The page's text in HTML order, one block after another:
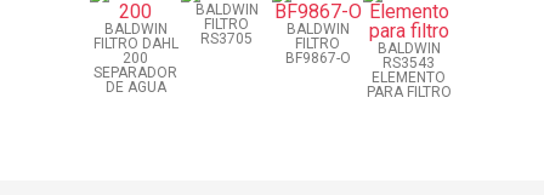
BALDWIN
FILTRO DAHL
200
SEPARADOR
DE AGUA
BALDWIN
FILTRO
RS3705
BALDWIN
FILTRO
BF9867-O
BALDWIN
RS3543
ELEMENTO
PARA FILTRO